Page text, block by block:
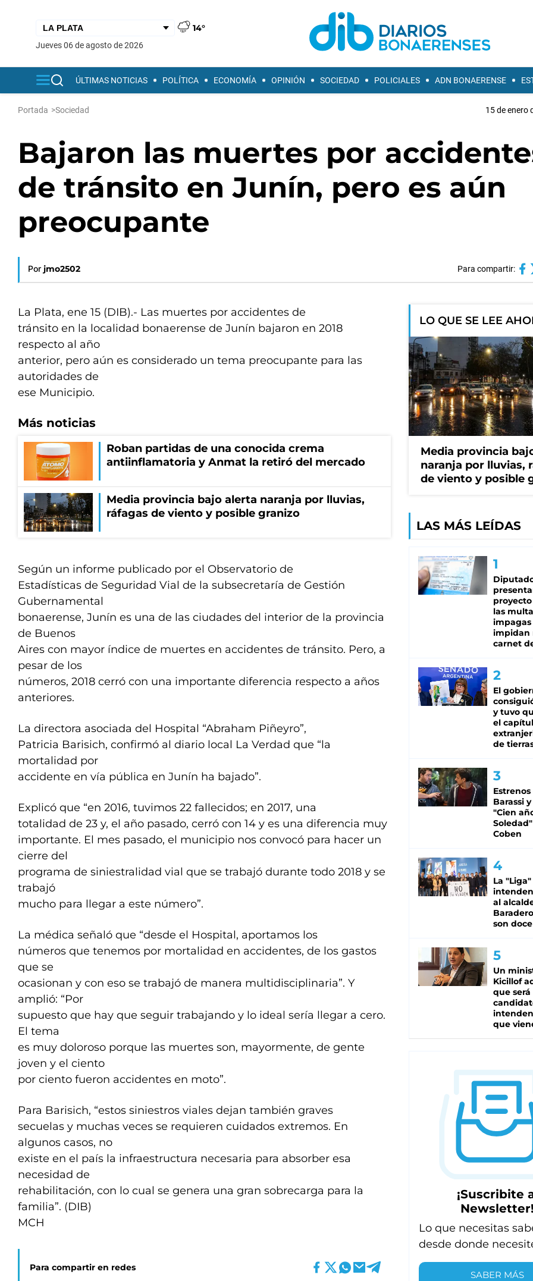
14°
jueves 06 de agosto de 2026
ÚLTIMAS NOTICIAS POLÍTICA ECONOMÍA OPINIÓN SOCIEDAD POLICIALES ADN BONAERENSE
Portada >Sociedad 15 de enero
Bajaron las muertes por
de tránsito en Junín, pero es aún
preocupante
Por jmo2502 Para compartir:
La Plata, ene 15 (DIB).- Las muertes por accidentes de
tránsito en la localidad bonaerense de Junín bajaron en 2018
respecto al año
anterior, pero aún es considerado un tema preocupante para las
autoridades de
ese Municipio.
Más noticias
Roban partidas de una conocida crema
antiinflamatoria y Anmat la retiró del mercado
Media provincia bajo alerta naranja por lluvias,
ráfagas de viento y posible granizo
Según un informe publicado por el Observatorio de
Estadísticas de Seguridad Vial de la subsecretaría de Gestión
Gubernamental
bonaerense, Junín es una de las ciudades del interior de la provincia
de Buenos
Aires con mayor índice de muertes en accidentes de tránsito. Pero, a
pesar de los
números, 2018 cerró con una importante diferencia respecto a años
anteriores.
La directora asociada del Hospital “Abraham Piñeyro”,
Patricia Barisich, confirmó al diario local La Verdad que “la
mortalidad por
accidente en vía pública en Junín ha bajado”.
Explicó que “en 2016, tuvimos 22 fallecidos; en 2017, una
totalidad de 23 y, el año pasado, cerró con 14 y es una diferencia muy
importante. El mes pasado, el municipio nos convocó para hacer un
cierre del
programa de siniestralidad vial que se trabajó durante todo 2018 y se
trabajó
mucho para llegar a este número”.
La médica señaló que “desde el Hospital, aportamos los
números que tenemos por mortalidad en accidentes, de los gastos
que se
ocasionan y con eso se trabajó de manera multidisciplinaria”. Y
amplió: “Por
supuesto que hay que seguir trabajando y lo ideal sería llegar a cero.
El tema
es muy doloroso porque las muertes son, mayormente, de gente
joven y el ciento
por ciento fueron accidentes en moto”.
Para Barisich, “estos siniestros viales dejan también graves
secuelas y muchas veces se requieren cuidados extremos. En
algunos casos, no
existe en el país la infraestructura necesaria para absorber esa
necesidad de
rehabilitación, con lo cual se genera una gran sobrecarga para la
familia”. (DIB)
MCH
Para compartir en redes
LO QUE SE LEE
Media provincia
naranja por lluvias,
de viento y posible
LAS MÁS LEÍDAS
las
impagas
impidan
carnet
El
y tuvo
el
de
Estrenos
Barassi
"Cien
Coben
La
al
son doce
Un
Kicillof
que será
que
¡Suscribite
Newsletter!
Lo que necesitas
desde donde
SABER MÁS